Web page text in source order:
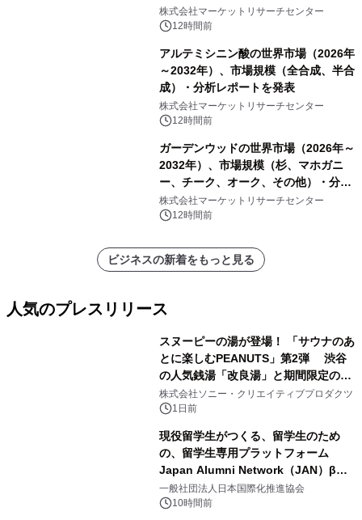
ーおよびモニタリングシステム、その
他）・分析レポートを発表
株式会社マーケットリサーチセンター
12時間前
アルテミシニン酸の世界市場（2026年
～2032年）、市場規模（全合成、半合
成）・分析レポートを発表
株式会社マーケットリサーチセンター
12時間前
ガーデンウッドの世界市場（2026年～
2032年）、市場規模（杉、マホガニ
ー、チーク、オーク、その他）・分析
レポートを発表
株式会社マーケットリサーチセンター
12時間前
ビジネスの新着をもっと見る
人気のプレスリリース
スヌーピーの湯が登場！ 「サウナのあ
とに楽しむPEANUTS」第2弾 渋谷
の人気銭湯「改良湯」と期間限定のコ
ラボレーション サウナイキタイコラ
ボグッズも発売決定！
株式会社ソニー・クリエイティブプロダクツ
1日前
現役留学生がつくる、留学生のため
の、留学生専用プラットフォーム
Japan Alumni Network（JAN）β版
をリリース
一般社団法人日本国際化推進協会
10時間前